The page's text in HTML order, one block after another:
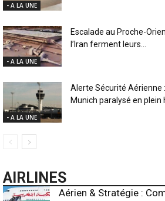
- A LA UNE
- A LA UNE
Escalade au Proche-
l’Iran ferment leurs...
- A LA UNE
Alerte Sécurité Aérienne
Munich paralysé en plein
AIRLINES
Aérien & Stratégie :